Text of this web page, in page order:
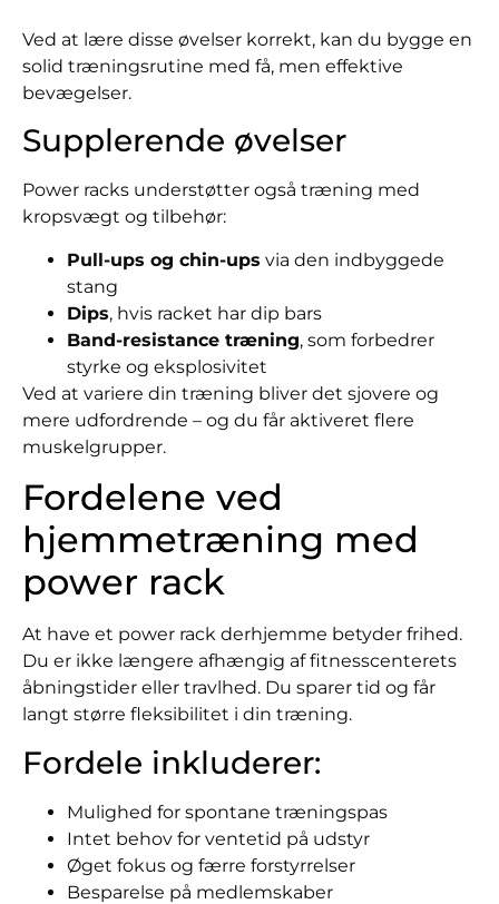
Ved at lære disse øvelser korrekt, kan du bygge en
solid træningsrutine med få, men effektive
bevægelser.
Supplerende øvelser
Power racks understøtter også træning med
kropsvægt og tilbehør:
Pull-ups og chin-ups via den indbyggede
stang
Dips, hvis racket har dip bars
Band-resistance træning, som forbedrer
styrke og eksplosivitet
Ved at variere din træning bliver det sjovere og
mere udfordrende – og du får aktiveret flere
muskelgrupper.
Fordelene ved
hjemmetræning med
power rack
At have et power rack derhjemme betyder frihed.
Du er ikke længere afhængig af fitnesscenterets
åbningstider eller travlhed. Du sparer tid og får
langt større fleksibilitet i din træning.
Fordele inkluderer:
Mulighed for spontane træningspas
Intet behov for ventetid på udstyr
Øget fokus og færre forstyrrelser
Besparelse på medlemskaber